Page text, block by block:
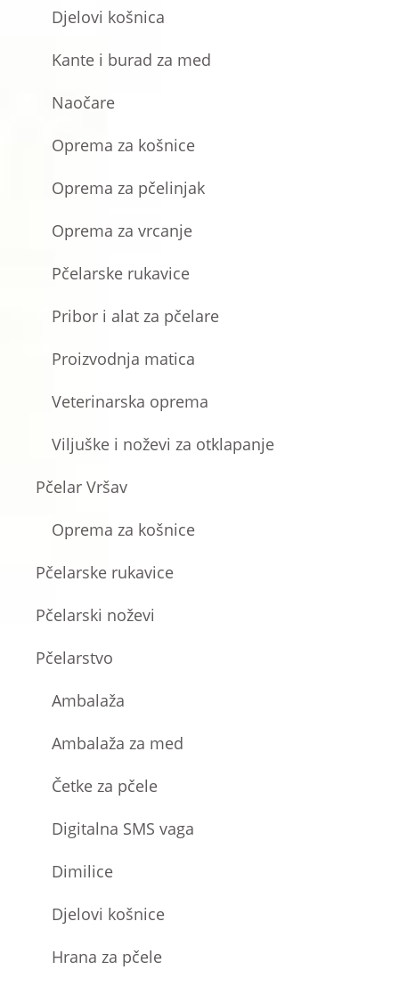
Djelovi košnica
Kante i burad za med
Naočare
Oprema za košnice
Oprema za pčelinjak
Oprema za vrcanje
Pčelarske rukavice
Pribor i alat za pčelare
Proizvodnja matica
Veterinarska oprema
Viljuške i noževi za otklapanje
Pčelar Vršav
Oprema za košnice
Pčelarske rukavice
Pčelarski noževi
Pčelarstvo
Ambalaža
Ambalaža za med
Četke za pčele
Digitalna SMS vaga
Dimilice
Djelovi košnice
Hrana za pčele